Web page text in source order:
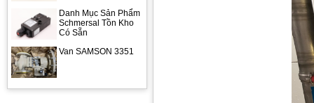
Danh Mục Sản Phẩm
Schmersal Tồn Kho
Có Sẵn
Van SAMSON 3351